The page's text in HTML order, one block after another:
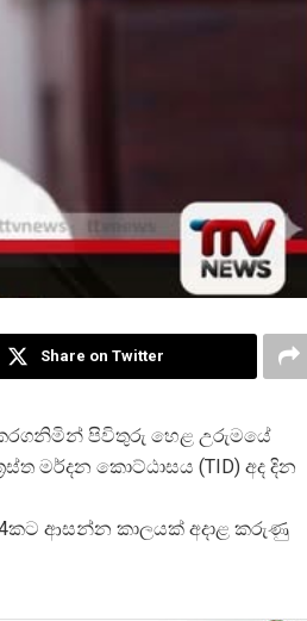
Share on Twitter
කරගනිමින් පිවිතුරු හෙළ උරුමයේ
රස්ත මර්දන කොට්ඨාසය (TID) අද දින
4කට ආසන්න කාලයක් අදාළ කරුණු